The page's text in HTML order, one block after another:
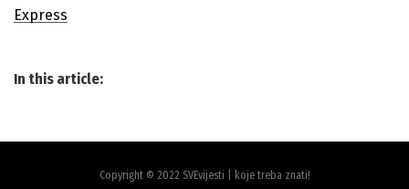
Express
In this article:
Copyright © 2022 SVEvijesti | koje treba znati!